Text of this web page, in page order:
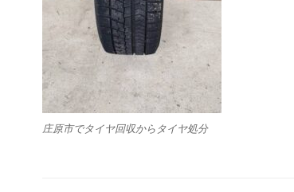
庄原市でタイヤ回収からタイヤ処分